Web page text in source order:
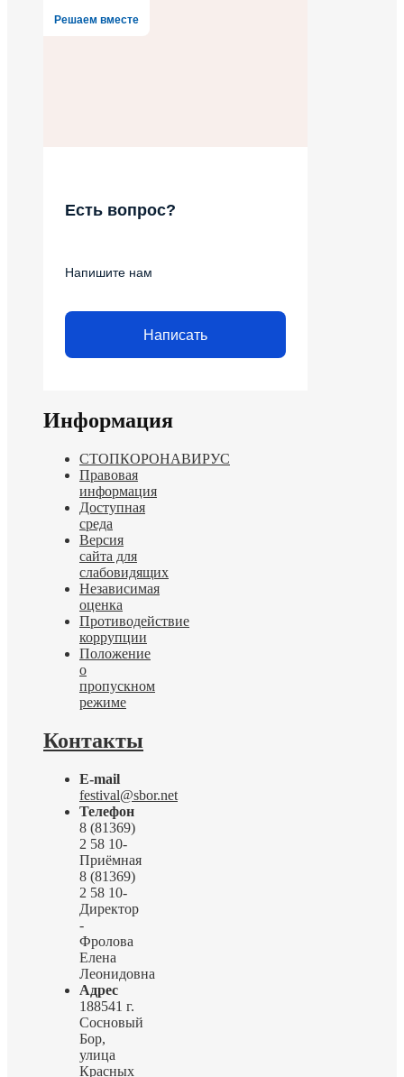
Решаем вместе
Есть вопрос?
Напишите нам
Написать
Информация
СТОПКОРОНАВИРУС
Правовая
информация
Доступная
среда
Версия
сайта для
слабовидящих
Независимая
оценка
Противодействие
коррупции
Положение
о
пропускном
режиме
Контакты
E-mail
festival@sbor.net
Телефон
8 (81369)
2 58 10-
Приёмная
8 (81369)
2 58 10-
Директор
-
Фролова
Елена
Леонидовна
Адрес
188541 г.
Сосновый
Бор,
улица
Красных